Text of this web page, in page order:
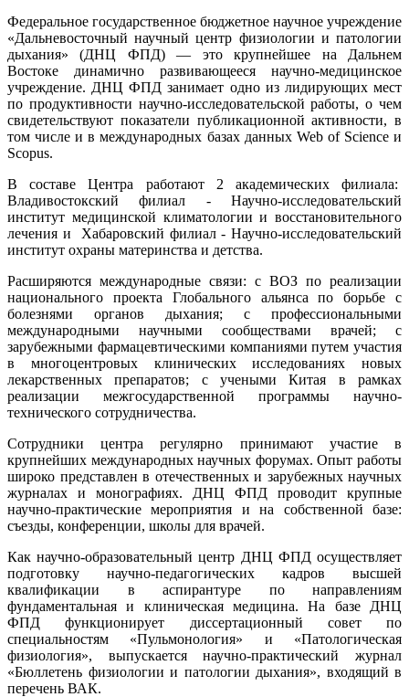
Федеральное государственное бюджетное научное учреждение
«Дальневосточный научный центр физиологии и патологии
дыхания» (ДНЦ ФПД) — это крупнейшее на Дальнем
Востоке динамично развивающееся научно-медицинское
учреждение. ДНЦ ФПД занимает одно из лидирующих мест
по продуктивности научно-исследовательской работы, о чем
свидетельствуют показатели публикационной активности, в
том числе и в международных базах данных Web of Science и
Scopus.
В составе Центра работают 2 академических филиала:
Владивостокский филиал - Научно-исследовательский
институт медицинской климатологии и восстановительного
лечения и Хабаровский филиал - Научно-исследовательский
институт охраны материнства и детства.
Расширяются международные связи: с ВОЗ по реализации
национального проекта Глобального альянса по борьбе с
болезнями органов дыхания; с профессиональными
международными научными сообществами врачей; с
зарубежными фармацевтическими компаниями путем участия
в многоцентровых клинических исследованиях новых
лекарственных препаратов; с учеными Китая в рамках
реализации межгосударственной программы научно-
технического сотрудничества.
Сотрудники центра регулярно принимают участие в
крупнейших международных научных форумах. Опыт работы
широко представлен в отечественных и зарубежных научных
журналах и монографиях. ДНЦ ФПД проводит крупные
научно-практические мероприятия и на собственной базе:
съезды, конференции, школы для врачей.
Как научно-образовательный центр ДНЦ ФПД осуществляет
подготовку научно-педагогических кадров высшей
квалификации в аспирантуре по направлениям
фундаментальная и клиническая медицина. На базе ДНЦ
ФПД функционирует диссертационный совет по
специальностям «Пульмонология» и «Патологическая
физиология», выпускается научно-практический журнал
«Бюллетень физиологии и патологии дыхания», входящий в
перечень ВАК.